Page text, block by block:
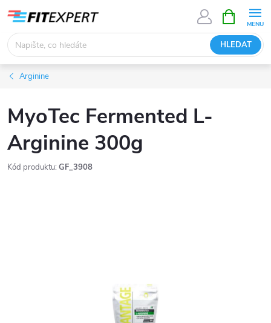
obsah
HLEDAT
NÁKUPNÍ
KOŠÍK
Arginine
MyoTec Fermented L-
Arginine 300g
Kód produktu: GF_3908